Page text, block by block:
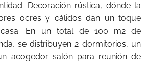
Decoración rústica, dónde la
ocres y cálidos dan un toque
En un total de 100 m2 de
se distribuyen 2 dormitorios, un
acogedor salón para reunión de